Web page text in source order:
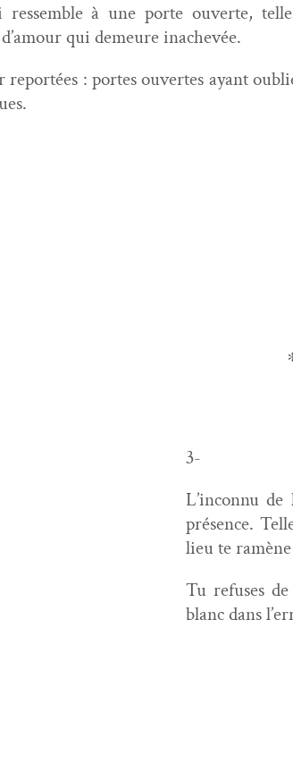
à une porte ouverte,
qui demeure inachevée.
reportées : portes ouvertes ayant
3-
L’inconnu
présence.
lieu te ramène
Tu refus­es
blanc dans